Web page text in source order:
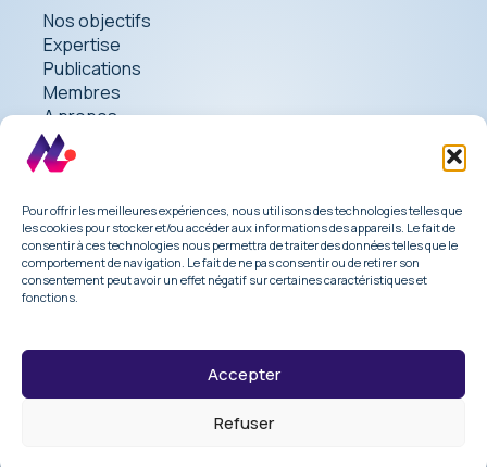
Pour offrir les meilleures expériences, nous utilisons des technologies telles que
les cookies pour stocker et/ou accéder aux informations des appareils. Le fait de
consentir à ces technologies nous permettra de traiter des données telles que le
comportement de navigation. Le fait de ne pas consentir ou de retirer son
consentement peut avoir un effet négatif sur certaines caractéristiques et
fonctions.
Accepter
Refuser
Nos objectifs
Expertise
Publications
Membres
A propos
Contact
Mentions légales
Code de conduite